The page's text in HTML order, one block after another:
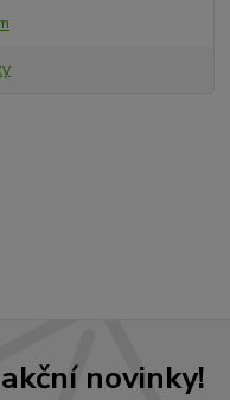
novinky!